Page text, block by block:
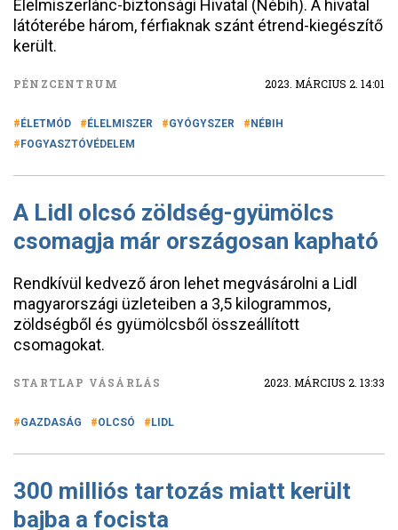
Élelmiszerlánc-biztonsági Hivatal (Nébih). A hivatal
látóterébe három, férfiaknak szánt étrend-kiegészítő
került.
PÉNZCENTRUM 2023. MÁRCIUS 2. 14:01
ÉLETMÓD ÉLELMISZER GYÓGYSZER
NÉBIH
FOGYASZTÓVÉDELEM
A Lidl olcsó zöldség-gyümölcs
csomagja már országosan kapható
Rendkívül kedvező áron lehet megvásárolni a Lidl
magyarországi üzleteiben a 3,5 kilogrammos,
zöldségből és gyümölcsből összeállított
csomagokat.
STARTLAP VÁSÁRLÁS 2023. MÁRCIUS 2. 13:33
GAZDASÁG OLCSÓ LIDL
300 milliós tartozás miatt került
bajba a focista